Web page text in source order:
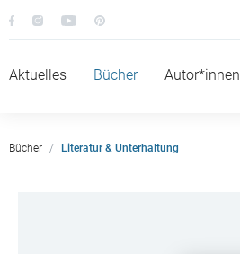
Aktuelles Bücher Autor*innen
Bücher Literatur & Unterhaltung